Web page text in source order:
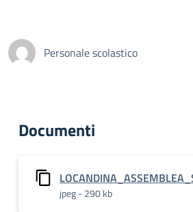
Personale scolastico
Documenti
jpeg - 290 kb